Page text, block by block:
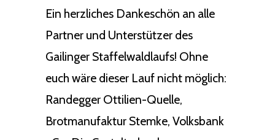
Ein herzliches Dankeschön an alle
Partner und Unterstützer des
Gailinger Staffelwaldlaufs! Ohne
euch wäre dieser Lauf nicht möglich:
Randegger Ottilien-Quelle,
Brotmanufaktur Stemke, Volksbank